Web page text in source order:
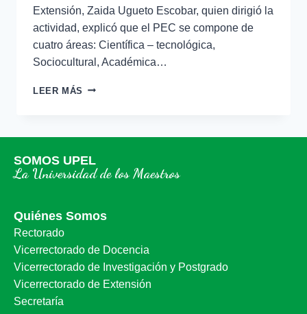
Extensión, Zaida Ugueto Escobar, quien dirigió la
actividad, explicó que el PEC se compone de
cuatro áreas: Científica – tecnológica,
Sociocultural, Académica…
LEER MÁS
SOMOS UPEL
La Universidad de los Maestros
Quiénes Somos
Rectorado
Vicerrectorado de Docencia
Vicerrectorado de Investigación y Postgrado
Vicerrectorado de Extensión
Secretaría